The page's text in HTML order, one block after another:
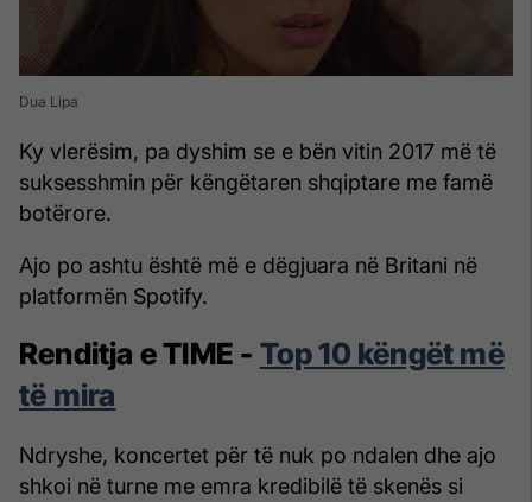
Dua Lipa
Ky vlerësim, pa dyshim se e bën vitin 2017 më të
suksesshmin për këngëtaren shqiptare me famë
botërore.
Ajo po ashtu është më e dëgjuara në Britani në
platformën Spotify.
Renditja e TIME - Top 10 këngët më
të mira
Ndryshe, koncertet për të nuk po ndalen dhe ajo
shkoi në turne me emra kredibilë të skenës si